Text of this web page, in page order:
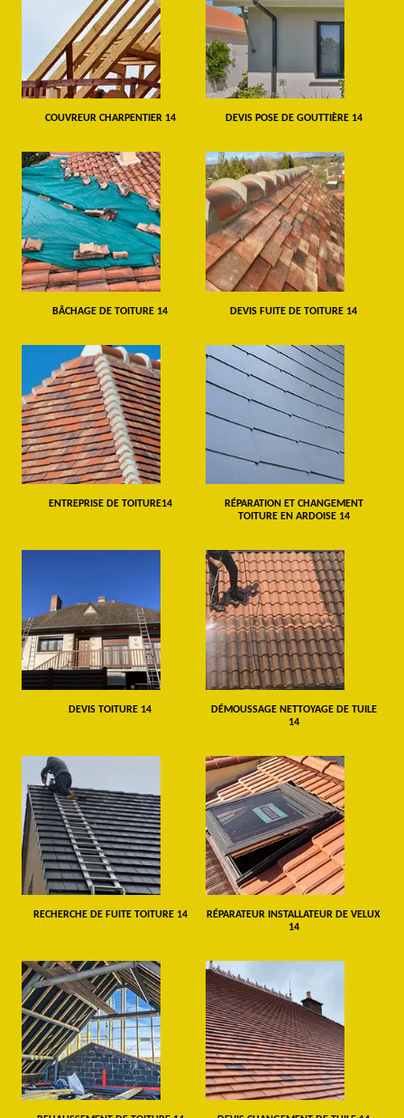
COUVREUR CHARPENTIER 14 DEVIS POSE DE GOUTTIÈRE 14
BÂCHAGE DE TOITURE 14 DEVIS FUITE DE TOITURE 14
ENTREPRISE DE TOITURE14
RÉPARATION ET CHANGEMENT
TOITURE EN ARDOISE 14
DEVIS TOITURE 14
DÉMOUSSAGE NETTOYAGE DE TUILE
14
RECHERCHE DE FUITE TOITURE 14
RÉPARATEUR INSTALLATEUR DE VELUX
14